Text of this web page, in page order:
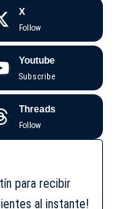
X
Follow
Youtube
Subscribe
Threads
Follow
para recibir
al instante!